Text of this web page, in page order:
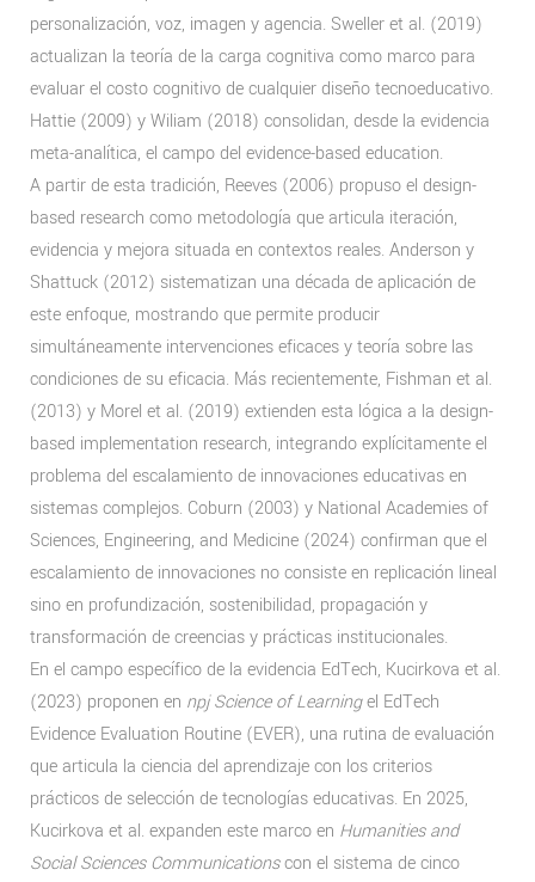
personalización, voz, imagen y agencia. Sweller et al. (2019)
actualizan la teoría de la carga cognitiva como marco para
evaluar el costo cognitivo de cualquier diseño tecnoeducativo.
Hattie (2009) y Wiliam (2018) consolidan, desde la evidencia
meta-analítica, el campo del evidence-based education.
A partir de esta tradición, Reeves (2006) propuso el design-
based research como metodología que articula iteración,
evidencia y mejora situada en contextos reales. Anderson y
Shattuck (2012) sistematizan una década de aplicación de
este enfoque, mostrando que permite producir
simultáneamente intervenciones eficaces y teoría sobre las
condiciones de su eficacia. Más recientemente, Fishman et al.
(2013) y Morel et al. (2019) extienden esta lógica a la design-
based implementation research, integrando explícitamente el
problema del escalamiento de innovaciones educativas en
sistemas complejos. Coburn (2003) y National Academies of
Sciences, Engineering, and Medicine (2024) confirman que el
escalamiento de innovaciones no consiste en replicación lineal
sino en profundización, sostenibilidad, propagación y
transformación de creencias y prácticas institucionales.
En el campo específico de la evidencia EdTech, Kucirkova et al.
(2023) proponen en npj Science of Learningel EdTech
Evidence Evaluation Routine (EVER), una rutina de evaluación
que articula la ciencia del aprendizaje con los criterios
prácticos de selección de tecnologías educativas. En 2025,
Kucirkova et al. expanden este marco en Humanities and
Social Sciences Communicationscon el sistema de cinco